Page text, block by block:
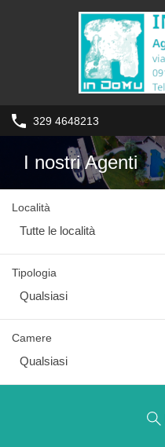
329 4648213
I nostri Agenti
Località
Tutte le località
Tipologia
Qualsiasi
Camere
Qualsiasi